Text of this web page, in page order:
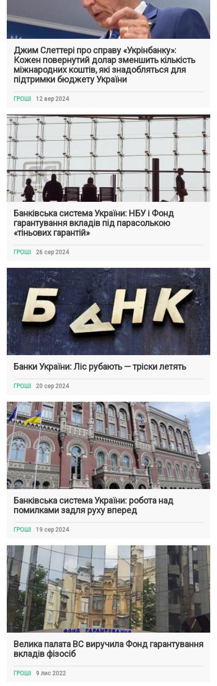
Джим Слеттері про справу «Укрінбанку»:
Кожен повернутий долар зменшить кількість
міжнародних коштів, які знадобляться для
підтримки бюджету України
ГРОШІ 12 вер 2024
Банківська система України: НБУ і Фонд
гарантування вкладів під парасолькою
«тіньових гарантій»
ГРОШІ 26 сер 2024
Банки України: Ліс рубають — тріски летять
ГРОШІ 20 сер 2024
Банківська система України: робота над
помилками задля руху вперед
ГРОШІ 19 сер 2024
Велика палата ВС виручила Фонд гарантування
вкладів фізосіб
ГРОШІ 9 лис 2022